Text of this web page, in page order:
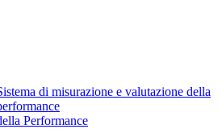
di misurazione e valutazione della
Performance